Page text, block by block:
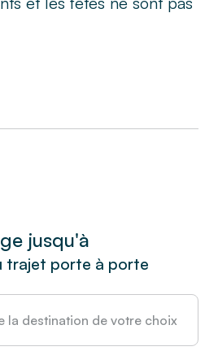
jusqu'à
trajet porte à porte